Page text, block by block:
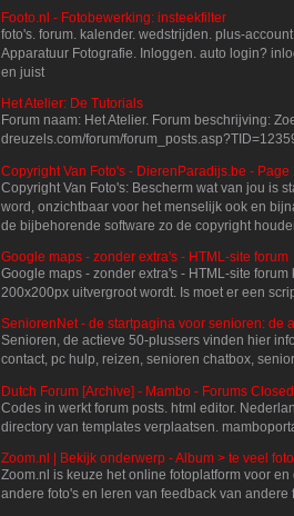
Footo.nl - Fotobewerking: insteekfilter
foto's. forum. kalender. wedstrijden. plus-
Apparatuur Fotografie. Inloggen. auto login?
en juist
Het Atelier: De Tutorials
Forum naam: Het Atelier. Forum beschrijving:
dreuzels.com/forum/
Copyright Van Foto's - DierenParadijs.be - Page
Copyright Van Foto's: Bescherm wat van jou is
word, onzichtbaar voor het menselijk ook en
de bijbehorende software zo de copyright
Google maps - zonder extra's - HTML-site forum
Google maps - zonder extra's - HTML-site
200x200px uitvergroot wordt. Is moet er een
SeniorenNet - de startpagina voor senioren: de
Senioren, de actieve 50-plussers vinden hier
contact, pc hulp, reizen, senioren chatbox,
Dutch Forum [Archive] - Mambo - Forums
Codes in werkt forum posts. html editor.
directory van templates verplaatsen.
Zoom.nl | Bekijk onderwerp - Album > te veel
Zoom.nl is keuze het online fotoplatform voor
andere foto's en leren van feedback van